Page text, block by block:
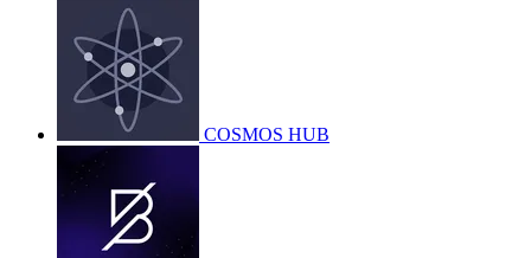
COSMOS HUB